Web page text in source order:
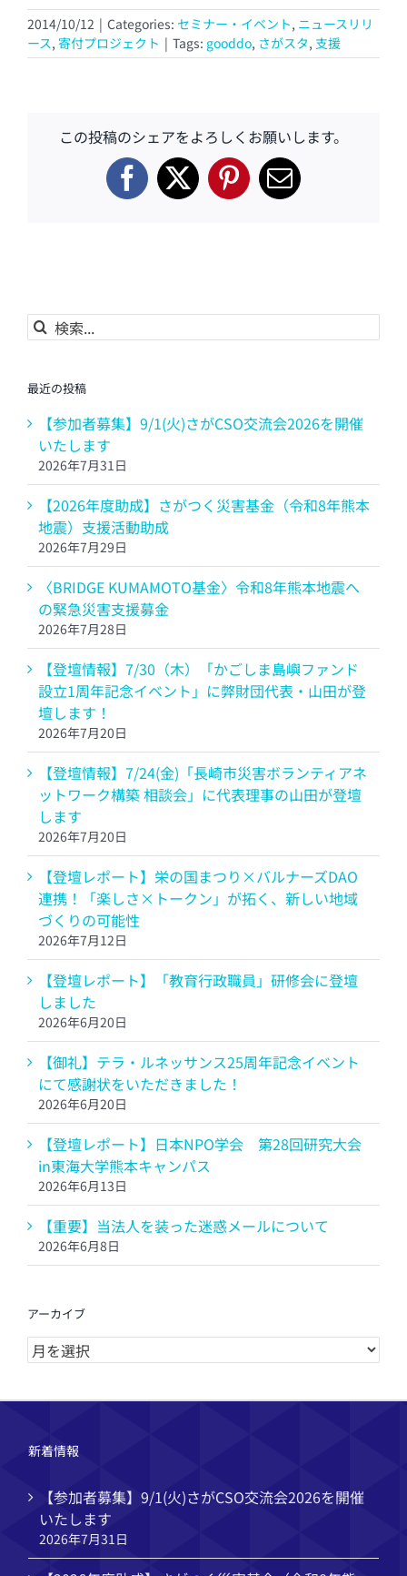
2014/10/12 | Categories: セミナー・イベント, ニュースリリ
ース, 寄付プロジェクト | Tags: gooddo, さがスタ, 支援
この投稿のシェアをよろしくお願いします。
Facebook
X Pinterest
電
検
索
最近の投稿
【参加者募集】9/1(火)さがCSO交流会2026を開催
いたします
2026年7月31日
【2026年度助成】さがつく災害基金（令和8年熊本
地震）支援活動助成
2026年7月29日
〈BRIDGE KUMAMOTO基金〉令和8年熊本地震へ
の緊急災害支援募金
2026年7月28日
【登壇情報】7/30（木）「かごしま島嶼ファンド
設立1周年記念イベント」に弊財団代表・山田が登
壇します！
2026年7月20日
【登壇情報】7/24(金)「長崎市災害ボランティアネ
ットワーク構築 相談会」に代表理事の山田が登壇
します
2026年7月20日
【登壇レポート】栄の国まつり×バルナーズDAO
連携！「楽しさ×トークン」が拓く、新しい地域
づくりの可能性
2026年7月12日
【登壇レポート】「教育行政職員」研修会に登壇
しました
2026年6月20日
【御礼】テラ・ルネッサンス25周年記念イベント
にて感謝状をいただきました！
2026年6月20日
【登壇レポート】日本NPO学会 第28回研究大会
in東海大学熊本キャンパス
2026年6月13日
【重要】当法人を装った迷惑メールについて
2026年6月8日
アーカイブ
ア
ー
新着情報
【参加者募集】9/1(火)さがCSO交流会2026を開催
いたします
2026年7月31日